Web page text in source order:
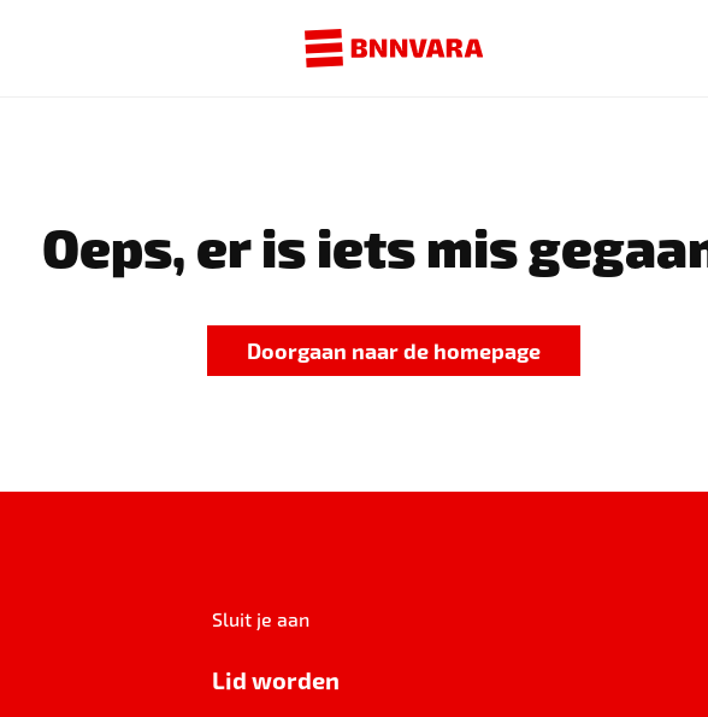
Oeps, er is iets mis
Doorgaan naar de homepage
Sluit je aan
Lid worden